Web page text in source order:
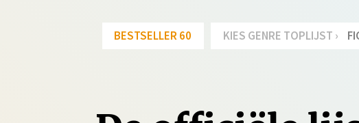
BESTSELLER 60 KIES GENRE TOPLIJST ›